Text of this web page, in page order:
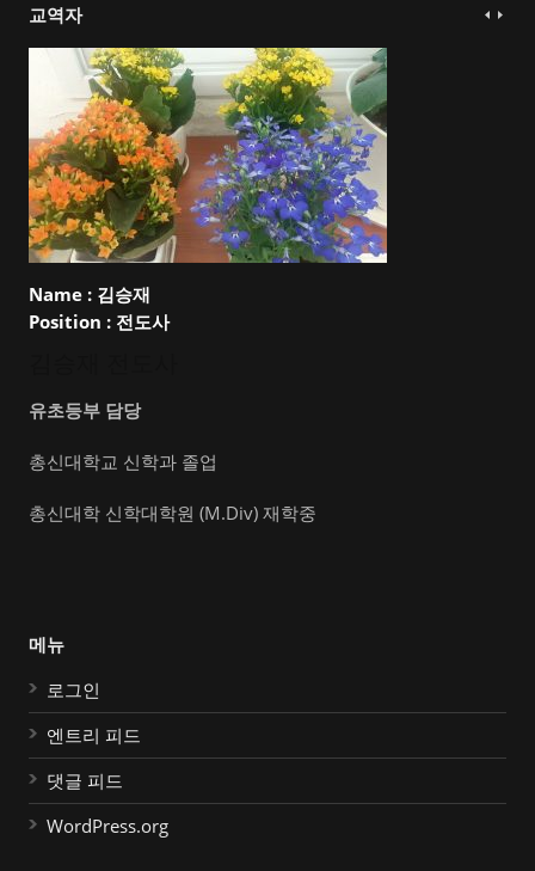
교역자
Name : 김승재
Position : 전도사
유초등부 담당
총신대학교 신학과 졸업
총신대학 신학대학원 (M.Div) 재학중
메뉴
로그인
엔트리 피드
댓글 피드
WordPress.org